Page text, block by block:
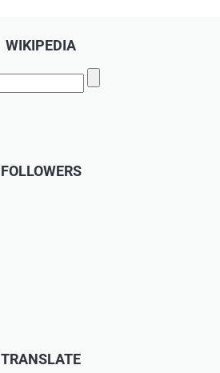
WIKIPEDIA
FOLLOWERS
TRANSLATE